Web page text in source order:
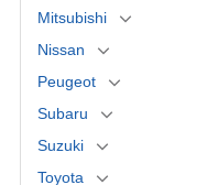
Mitsubishi
Nissan
Peugeot
Subaru
Suzuki
Toyota